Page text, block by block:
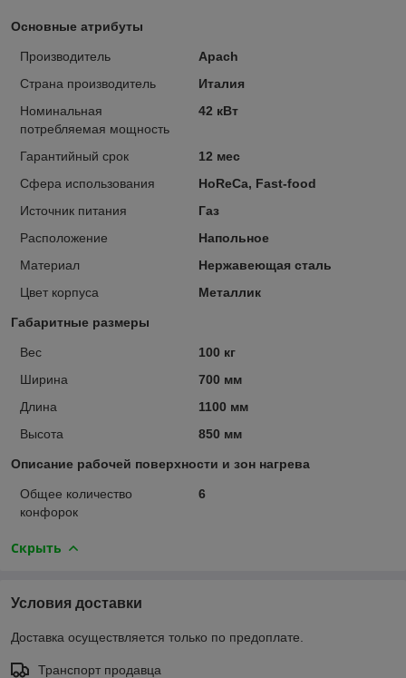
Основные атрибуты
Производитель
Apach
Страна производитель
Италия
Номинальная
потребляемая мощность
42 кВт
Гарантийный срок
12 мес
Сфера использования
HoReCa, Fast-food
Источник питания
Газ
Расположение
Напольное
Материал
Нержавеющая сталь
Цвет корпуса
Металлик
Габаритные размеры
Вес
100 кг
Ширина
700 мм
Длина
1100 мм
Высота
850 мм
Описание рабочей поверхности и зон нагрева
Общее количество
конфорок
6
Скрыть
Условия доставки
Доставка осуществляется только по предоплате.
Транспорт продавца